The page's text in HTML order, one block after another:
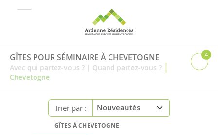
GÎTES POUR SÉMINAIRE À CHEVETOGNE
Avec qui partez-vous ? | Quand partez-vous ? |
Chevetogne
4
Trier par :
GÎTES À CHEVETOGNE